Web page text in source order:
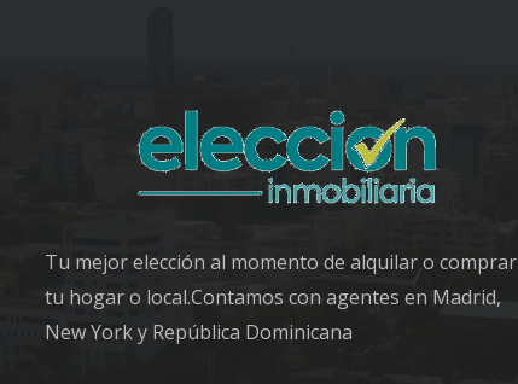
Tu mejor elección al momento de alquilar o comprar
tu hogar o local.Contamos con agentes en Madrid,
New York y República Dominicana